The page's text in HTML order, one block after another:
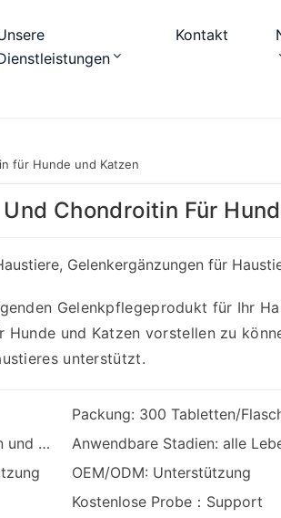
Kontakt
für Hunde und Katzen
Chondroitin Für
, Gelenkergänzungen für
Gelenkpflegeprodukt für Ihr
und Katzen vorstellen zu
unterstützt.
Packung: 300 Tabletten/
Anwendbare Objekte: alle Rassen von Hunden und Katzen
OEM/ODM: Unterstützung
Kostenlose Probe：Support